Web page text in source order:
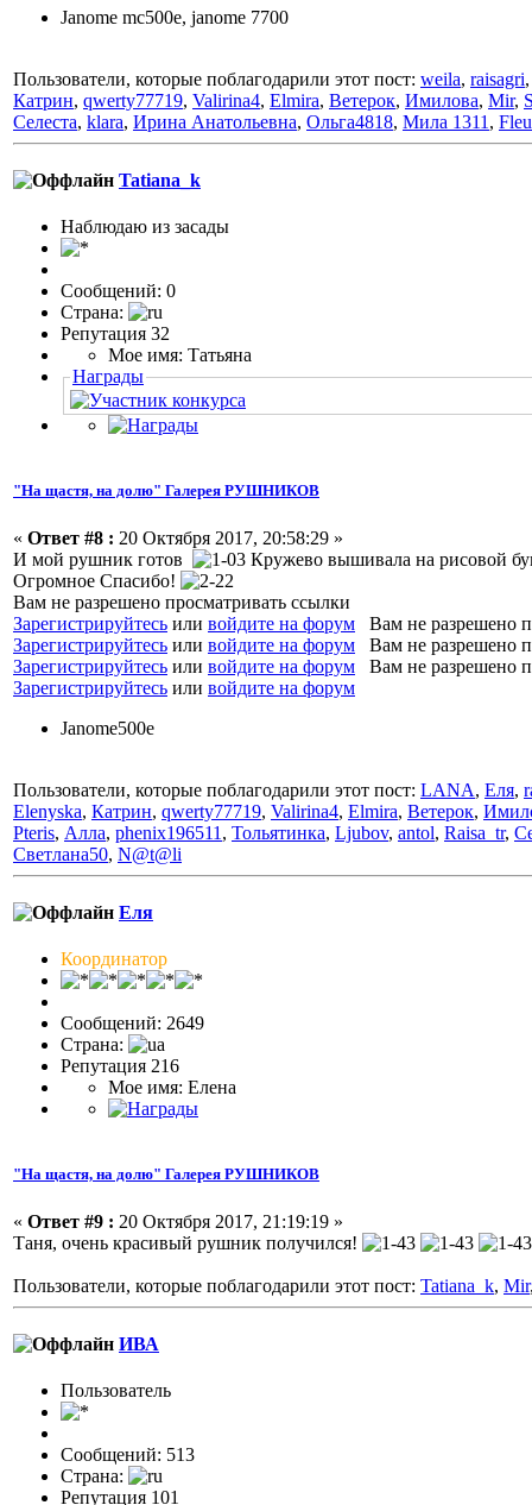
Janome mc500e, janome 7700
Пользователи, которые поблагодарили этот пост: weila, raisagri
Катрин, qwerty77719, Valirina4, Elmira, Ветерок, Имилова, Mir,
Селеста, klara, Ирина Анатольевна, Ольга4818, Мила 1311 ,
Tatiana_k
Наблюдаю из засады
Сообщений: 0
Страна:
Репутация 32
Мое имя: Татьяна
Награды
"На щастя, на долю" Галерея РУШНИКОВ
« Ответ #8 : 20 Октября 2017, 20:58:29 »
И мой рушник готов
Кружево вышивала на рисовой
Огромное Спасибо!
Вам не разрешено просматривать ссылки
Зарегистрируйтесь или войдите на форум Вам не разрешено
Зарегистрируйтесь или войдите на форум Вам не разрешено
Зарегистрируйтесь или войдите на форум Вам не разрешено
Зарегистрируйтесь или войдите на форум
Janome500e
Пользователи, которые поблагодарили этот пост: LANA, Еля,
Elenyska, Катрин, qwerty77719, Valirina4, Elmira, Ветерок,
Pteris, Алла, phenix196511 , Тольятинка, Ljubov, antol, Raisa_tr,
Светлана50, N@t@li
Еля
Координатор
Сообщений: 2649
Страна:
Репутация 216
Мое имя: Елена
"На щастя, на долю" Галерея РУШНИКОВ
« Ответ #9 : 20 Октября 2017, 21:19:19 »
Таня, очень красивый рушник получился!
Пользователи, которые поблагодарили этот пост: Tatiana_k, Mir
ИВА
Пользовaтeль
Сообщений: 513
Страна:
Репутация 101